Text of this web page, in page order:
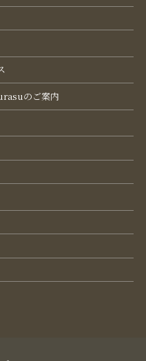
のご案内​